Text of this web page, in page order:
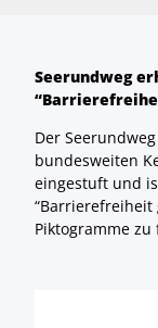
Seerundweg
Der
bundesweiten
eingestuft und
“Barrierefreiheit
Piktogramme zu